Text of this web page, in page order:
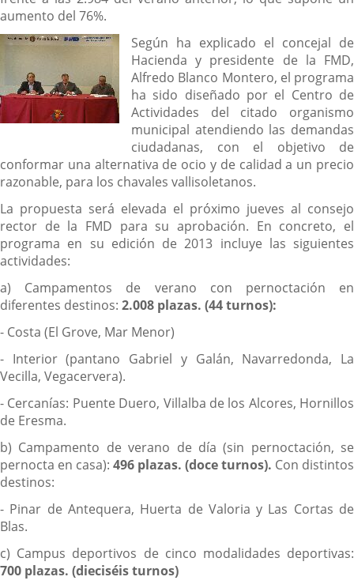
aumento del 76%.
Según ha explicado el concejal de
Hacienda y presidente de la FMD,
Alfredo Blanco Montero, el programa
ha sido diseñado por el Centro de
Actividades del citado organismo
municipal atendiendo las demandas
ciudadanas, con el objetivo de
conformar una alternativa de ocio y de calidad a un precio
razonable, para los chavales vallisoletanos.
La propuesta será elevada el próximo jueves al consejo
rector de la FMD para su aprobación. En concreto, el
programa en su edición de 2013 incluye las siguientes
actividades:
a) Campamentos de verano con pernoctación en
diferentes destinos: 2.008 plazas. (44 turnos):
- Costa (El Grove, Mar Menor)
- Interior (pantano Gabriel y Galán, Navarredonda, La
Vecilla, Vegacervera).
- Cercanías: Puente Duero, Villalba de los Alcores, Hornillos
de Eresma.
b) Campamento de verano de día (sin pernoctación, se
pernocta en casa): 496 plazas. (doce turnos). Con distintos
destinos:
- Pinar de Antequera, Huerta de Valoria y Las Cortas de
Blas.
c) Campus deportivos de cinco modalidades deportivas:
700 plazas. (dieciséis turnos)